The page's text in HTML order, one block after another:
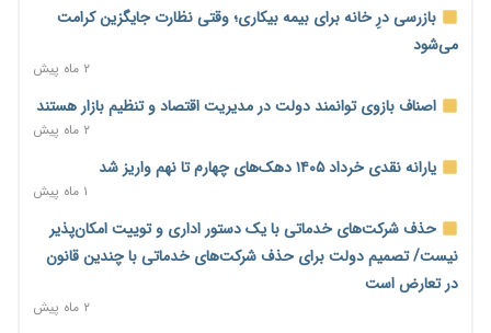
مالیات هستند
پیش‌بینی افزایش تولید برنج؛ نیاز وارداتی کشور به ۵۰۰ هزار تن
کاهش می‌یابد
۲ روز پیش
اختیارات جدید گمرکات برای تمدید ورود موقت کالا و خودرو تا
پایان شهریور ابلاغ شد
۲ روز پیش
بازرسی درِ خانه برای بیمه بیکاری؛ وقتی نظارت جایگزین کرامت
می‌شود
۲ ماه پیش
اصناف بازوی توانمند دولت در مدیریت اقتصاد و تنظیم بازار هستند
۲ ماه پیش
یارانه نقدی خرداد ۱۴۰۵ دهک‌های چهارم تا نهم واریز شد
۱ ماه پیش
حذف شرکت‌های خدماتی با یک دستور اداری و توییت امکان‌پذیر
نیست/ تصمیم دولت برای حذف شرکت‌های خدماتی با چندین قانون
در تعارض است
۲ ماه پیش